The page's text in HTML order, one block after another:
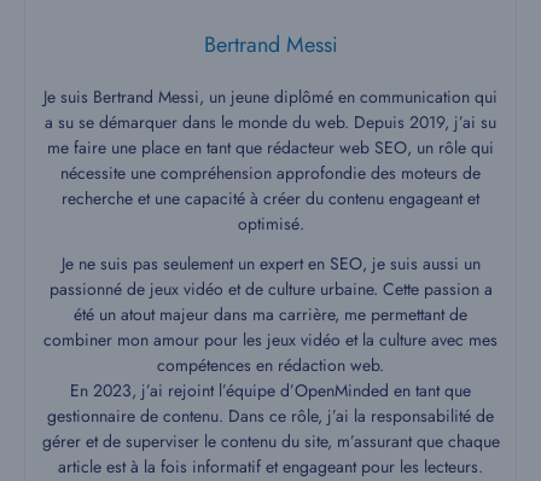
Bertrand Messi
Je suis Bertrand Messi, un jeune diplômé en communication qui
a su se démarquer dans le monde du web. Depuis 2019, j’ai su
me faire une place en tant que rédacteur web SEO, un rôle qui
nécessite une compréhension approfondie des moteurs de
recherche et une capacité à créer du contenu engageant et
optimisé.
Je ne suis pas seulement un expert en SEO, je suis aussi un
passionné de jeux vidéo et de culture urbaine. Cette passion a
été un atout majeur dans ma carrière, me permettant de
combiner mon amour pour les jeux vidéo et la culture avec mes
compétences en rédaction web.
En 2023, j’ai rejoint l’équipe d’OpenMinded en tant que
gestionnaire de contenu. Dans ce rôle, j’ai la responsabilité de
gérer et de superviser le contenu du site, m’assurant que chaque
article est à la fois informatif et engageant pour les lecteurs.